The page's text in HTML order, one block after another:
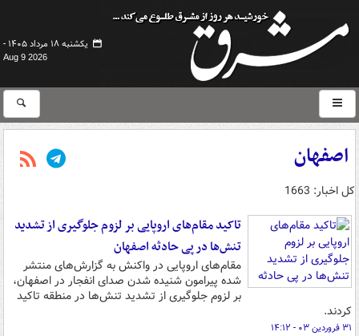
یکشنبه ۱۸ مرداد ۱۴۰۵ -
Aug 9 2026
اصفهان
کل اخبار: 1663
تاکید مقام‌های اروپایی بر لزوم جلوگیری از تشدید
تنش‌ها در پی حادثه اصفهان
مقام‌های اروپایی در واکنش به گزارش‌های منتشر
شده پیرامون شنیده شدن صدای انفجار در اصفهان،
بر لزوم جلوگیری از تشدید تنش‌ها در منطقه تاکید
کردند.
۳۱ فروردین ۰۳ - ۱۴:۱۲